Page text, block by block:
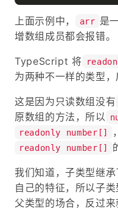
上面示例中， arr 是
增数组成员都会报错。
TypeScript 将
为两种不一样的类型，
这是因为只读数组没有
原数组的方法，所以
readonly number[]
readonly number[]
我们知道，子类型继
自己的特征，所以子类
父类型的场合，反过来